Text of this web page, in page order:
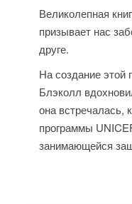
Великолепная
призывает нас
друге.
На создание
Блэколл
она встречалась,
программы
занимающейся